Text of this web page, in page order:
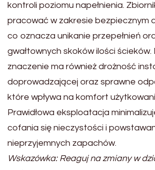
kontroli poziomu napełnienia.
pracować w zakresie bezpiecznym
co oznacza unikanie przepełnień
gwałtownych skoków ilości ścieków.
znaczenie ma również drożność
doprowadzającej oraz sprawne
które wpływa na komfort
Prawidłowa eksploatacja
cofania się nieczystości i
nieprzyjemnych zapachów.
Wskazówka: Reaguj na zmiany w